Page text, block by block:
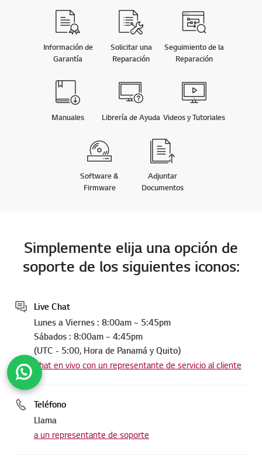
Información de
Garantía
Solicitar una
Reparación
Seguimiento de la
Reparación
Manuales Librería de Ayuda Videos y Tutoriales
Software &
Firmware
Adjuntar
Documentos
Simplemente elija una opción de
soporte de los siguientes iconos:
Live Chat
Lunes a Viernes : 8:00am ~ 5:45pm
Sábados : 8:00am ~ 4:45pm
(UTC - 5:00, Hora de Panamá y Quito)
Chat en vivo con un representante de servicio al cliente
Teléfono
Llama
a un representante de soporte